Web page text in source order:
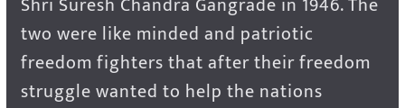
two were like minded and patriotic
freedom fighters that after their freedom
struggle wanted to help the nations